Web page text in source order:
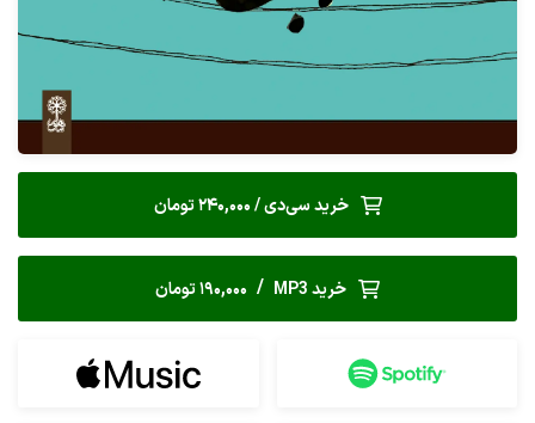
خرید سی‌دی / 240,000 تومان
خرید MP3 / 190,000 تومان